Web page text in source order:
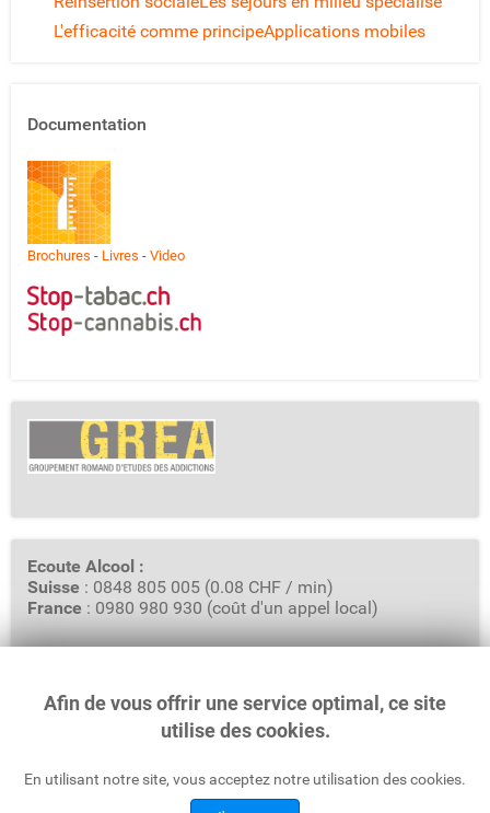
L'efficacité comme principeApplications mobiles
Documentation
Brochures - Livres - Video
Ecoute Alcool :
Suisse : 0848 805 005 (0.08 CHF / min)
France : 0980 980 930 (coût d'un appel local)
GREA - Groupement Romand d'Etudes des Addictions
Rue Saint-Pierre 3, Case Postale 6319
Afin de vous offrir une service optimal, ce site
utilise des cookies.
En utilisant notre site, vous acceptez notre utilisation des cookies.